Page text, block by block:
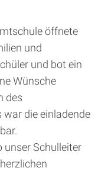
öffnete
und
und bot ein
Wünsche
des
die einladende
unser Schulleiter